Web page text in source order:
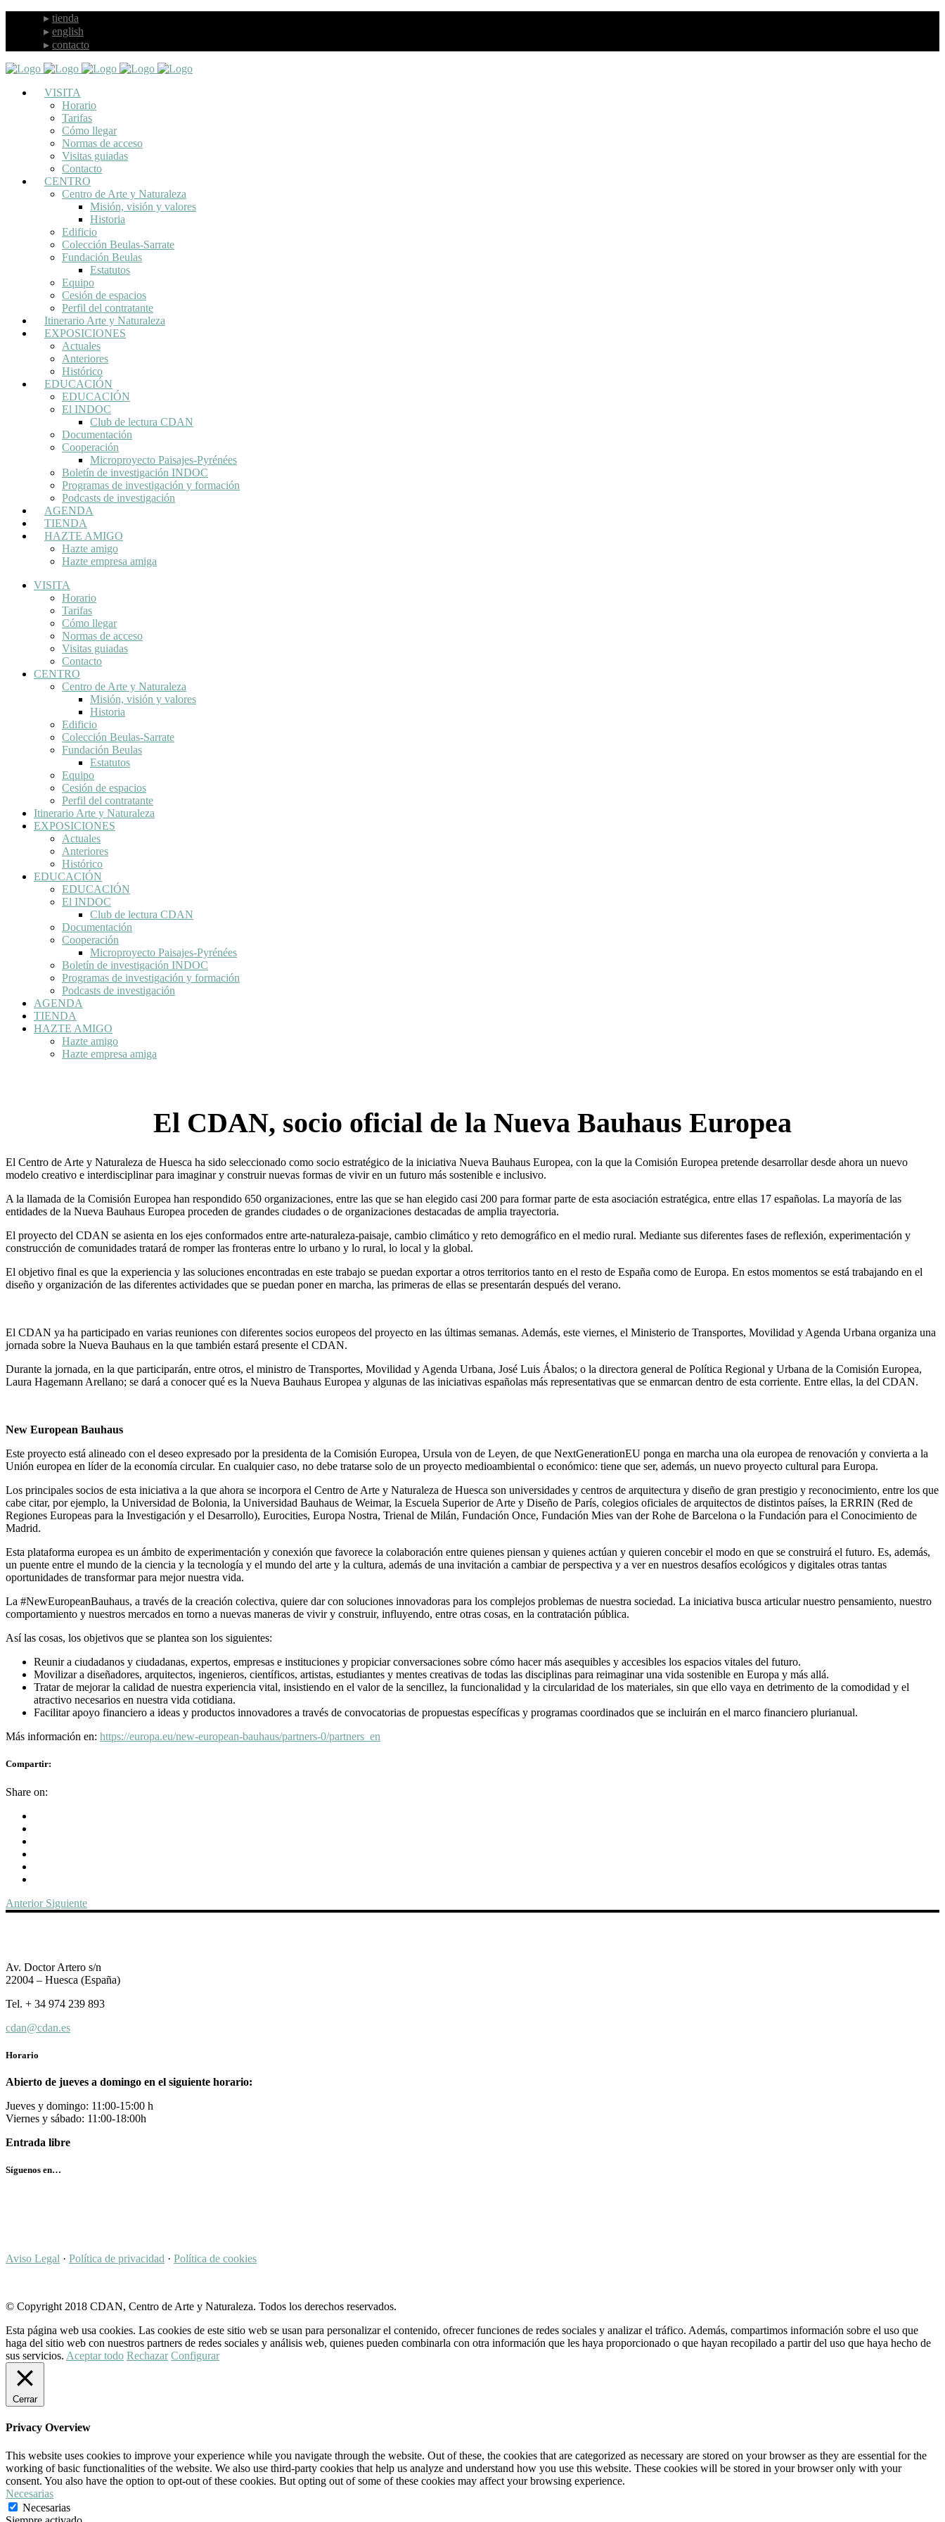
tienda
english
contacto
VISITA
Horario
Tarifas
Cómo llegar
Normas de acceso
Visitas guiadas
Contacto
CENTRO
Centro de Arte y Naturaleza
Misión, visión y valores
Historia
Edificio
Colección Beulas-Sarrate
Fundación Beulas
Estatutos
Equipo
Cesión de espacios
Perfil del contratante
Itinerario Arte y Naturaleza
EXPOSICIONES
Actuales
Anteriores
Histórico
EDUCACIÓN
EDUCACIÓN
El INDOC
Club de lectura CDAN
Documentación
Cooperación
Microproyecto Paisajes-Pyrénées
Boletín de investigación INDOC
Programas de investigación y formación
Podcasts de investigación
AGENDA
TIENDA
HAZTE AMIGO
Hazte amigo
Hazte empresa amiga
VISITA
Horario
Tarifas
Cómo llegar
Normas de acceso
Visitas guiadas
Contacto
CENTRO
Centro de Arte y Naturaleza
Misión, visión y valores
Historia
Edificio
Colección Beulas-Sarrate
Fundación Beulas
Estatutos
Equipo
Cesión de espacios
Perfil del contratante
Itinerario Arte y Naturaleza
EXPOSICIONES
Actuales
Anteriores
Histórico
EDUCACIÓN
EDUCACIÓN
El INDOC
Club de lectura CDAN
Documentación
Cooperación
Microproyecto Paisajes-Pyrénées
Boletín de investigación INDOC
Programas de investigación y formación
Podcasts de investigación
AGENDA
TIENDA
HAZTE AMIGO
Hazte amigo
Hazte empresa amiga
El CDAN, socio oficial de la Nueva Bauhaus Europea
El Centro de Arte y Naturaleza de Huesca ha sido seleccionado como socio estratégico de la iniciativa Nueva Bauhaus Europea, con la que la Comisión Europea pretende desarrollar desde ahora un nuevo
modelo creativo e interdisciplinar para imaginar y construir nuevas formas de vivir en un futuro más sostenible e inclusivo.
A la llamada de la Comisión Europea han respondido 650 organizaciones, entre las que se han elegido casi 200 para formar parte de esta asociación estratégica, entre ellas 17 españolas. La mayoría de las
entidades de la Nueva Bauhaus Europea proceden de grandes ciudades o de organizaciones destacadas de amplia trayectoria.
El proyecto del CDAN se asienta en los ejes conformados entre arte-naturaleza-paisaje, cambio climático y reto demográfico en el medio rural. Mediante sus diferentes fases de reflexión, experimentación y
construcción de comunidades tratará de romper las fronteras entre lo urbano y lo rural, lo local y la global.
El objetivo final es que la experiencia y las soluciones encontradas en este trabajo se puedan exportar a otros territorios tanto en el resto de España como de Europa. En estos momentos se está trabajando en el
diseño y organización de las diferentes actividades que se puedan poner en marcha, las primeras de ellas se presentarán después del verano.
El CDAN ya ha participado en varias reuniones con diferentes socios europeos del proyecto en las últimas semanas. Además, este viernes, el Ministerio de Transportes, Movilidad y Agenda Urbana organiza una
jornada sobre la Nueva Bauhaus en la que también estará presente el CDAN.
Durante la jornada, en la que participarán, entre otros, el ministro de Transportes, Movilidad y Agenda Urbana, José Luis Ábalos; o la directora general de Política Regional y Urbana de la Comisión Europea,
Laura Hagemann Arellano; se dará a conocer qué es la Nueva Bauhaus Europea y algunas de las iniciativas españolas más representativas que se enmarcan dentro de esta corriente. Entre ellas, la del CDAN.
New European Bauhaus
Este proyecto está alineado con el deseo expresado por la presidenta de la Comisión Europea, Ursula von de Leyen, de que NextGenerationEU ponga en marcha una ola europea de renovación y convierta a la
Unión europea en líder de la economía circular. En cualquier caso, no debe tratarse solo de un proyecto medioambiental o económico: tiene que ser, además, un nuevo proyecto cultural para Europa.
Los principales socios de esta iniciativa a la que ahora se incorpora el Centro de Arte y Naturaleza de Huesca son universidades y centros de arquitectura y diseño de gran prestigio y reconocimiento, entre los que
cabe citar, por ejemplo, la Universidad de Bolonia, la Universidad Bauhaus de Weimar, la Escuela Superior de Arte y Diseño de París, colegios oficiales de arquitectos de distintos países, la ERRIN (Red de
Regiones Europeas para la Investigación y el Desarrollo), Eurocities, Europa Nostra, Trienal de Milán, Fundación Once, Fundación Mies van der Rohe de Barcelona o la Fundación para el Conocimiento de
Madrid.
Esta plataforma europea es un ámbito de experimentación y conexión que favorece la colaboración entre quienes piensan y quienes actúan y quieren concebir el modo en que se construirá el futuro. Es, además,
un puente entre el mundo de la ciencia y la tecnología y el mundo del arte y la cultura, además de una invitación a cambiar de perspectiva y a ver en nuestros desafíos ecológicos y digitales otras tantas
oportunidades de transformar para mejor nuestra vida.
La #NewEuropeanBauhaus, a través de la creación colectiva, quiere dar con soluciones innovadoras para los complejos problemas de nuestra sociedad. La iniciativa busca articular nuestro pensamiento, nuestro
comportamiento y nuestros mercados en torno a nuevas maneras de vivir y construir, influyendo, entre otras cosas, en la contratación pública.
Así las cosas, los objetivos que se plantea son los siguientes:
Reunir a ciudadanos y ciudadanas, expertos, empresas e instituciones y propiciar conversaciones sobre cómo hacer más asequibles y accesibles los espacios vitales del futuro.
Movilizar a diseñadores, arquitectos, ingenieros, científicos, artistas, estudiantes y mentes creativas de todas las disciplinas para reimaginar una vida sostenible en Europa y más allá.
Tratar de mejorar la calidad de nuestra experiencia vital, insistiendo en el valor de la sencillez, la funcionalidad y la circularidad de los materiales, sin que ello vaya en detrimento de la comodidad y el
atractivo necesarios en nuestra vida cotidiana.
Facilitar apoyo financiero a ideas y productos innovadores a través de convocatorias de propuestas específicas y programas coordinados que se incluirán en el marco financiero plurianual.
Más información en: https://europa.eu/new-european-bauhaus/partners-0/partners_en
Compartir:
Share on:
Anterior Siguiente
Av. Doctor Artero s/n
22004 – Huesca (España)
Tel. + 34 974 239 893
cdan@cdan.es
Horario
Abierto de jueves a domingo en el siguiente horario:
Jueves y domingo: 11:00-15:00 h
Viernes y sábado: 11:00-18:00h
Entrada libre
Síguenos en…
Aviso Legal · Política de privacidad · Política de cookies
© Copyright 2018 CDAN, Centro de Arte y Naturaleza. Todos los derechos reservados.
Esta página web usa cookies. Las cookies de este sitio web se usan para personalizar el contenido, ofrecer funciones de redes sociales y analizar el tráfico. Además, compartimos información sobre el uso que
haga del sitio web con nuestros partners de redes sociales y análisis web, quienes pueden combinarla con otra información que les haya proporcionado o que hayan recopilado a partir del uso que haya hecho de
sus servicios. Aceptar todo Rechazar Configurar
Cerrar
Privacy Overview
This website uses cookies to improve your experience while you navigate through the website. Out of these, the cookies that are categorized as necessary are stored on your browser as they are essential for the
working of basic functionalities of the website. We also use third-party cookies that help us analyze and understand how you use this website. These cookies will be stored in your browser only with your
consent. You also have the option to opt-out of these cookies. But opting out of some of these cookies may affect your browsing experience.
Necesarias
Necesarias